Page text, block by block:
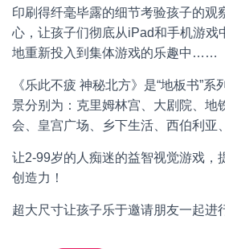
印刷得纤毫毕露的细节考验孩子的观
心，让孩子们彻底从iPad和手机游戏
地重新投入到集体游戏的乐趣中……
《乐此不疲 神秘北方》是“地板书”
景分别为：克里姆林宫、大剧院、地
会、皇宫广场、乡下生活、西伯利亚
让2-99岁的人痴迷的益智视觉游戏，
创造力！
超大尺寸让孩子乐于邀请朋友一起进